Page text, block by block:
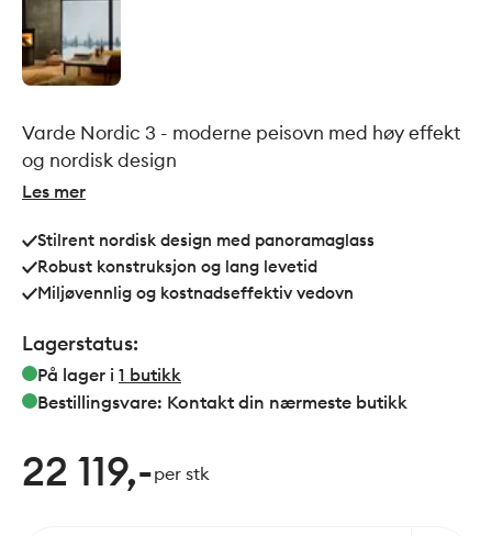
Varde Nordic 3 - moderne peisovn med høy effekt
og nordisk design
Les mer
Stilrent nordisk design med panoramaglass
Robust konstruksjon og lang levetid
Miljøvennlig og kostnadseffektiv vedovn
Lagerstatus:
På lager i 1 butikk
Bestillingsvare: Kontakt din nærmeste butikk
22 119,-per stk